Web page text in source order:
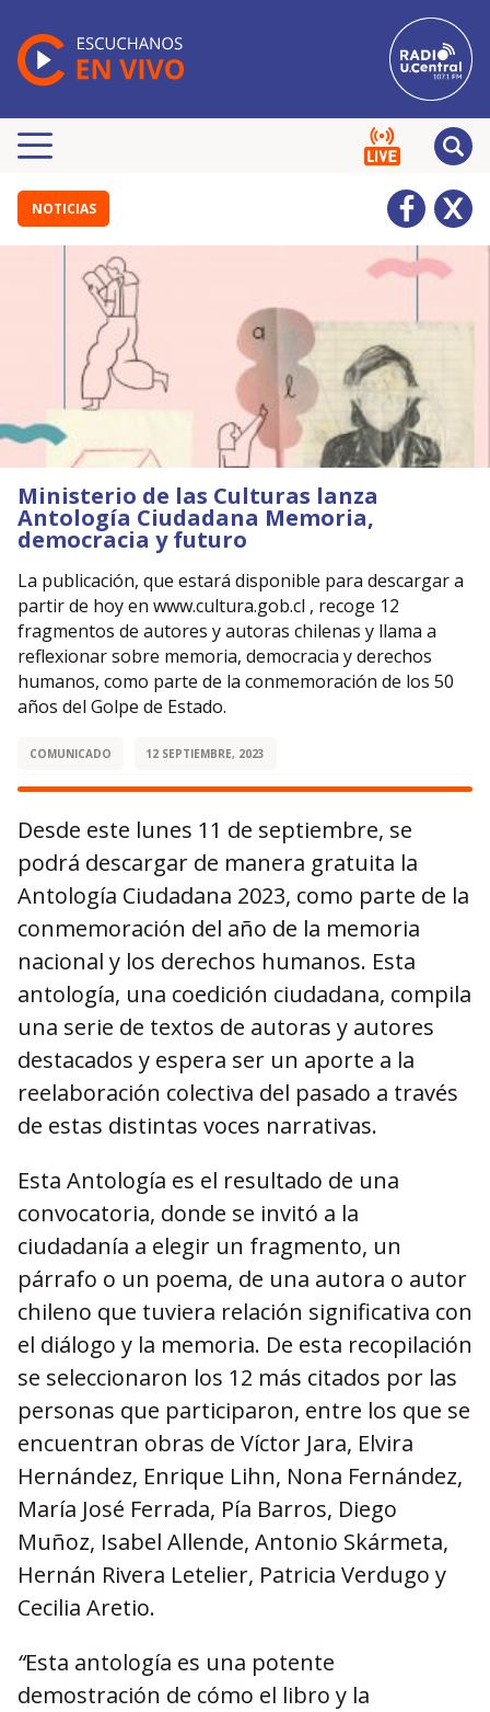
NOTICIAS
Ministerio de las Culturas lanza
Antología Ciudadana Memoria,
democracia y futuro
La publicación, que estará disponible para descargar a
partir de hoy en www.cultura.gob.cl , recoge 12
fragmentos de autores y autoras chilenas y llama a
reflexionar sobre memoria, democracia y derechos
humanos, como parte de la conmemoración de los 50
años del Golpe de Estado.
COMUNICADO 12 SEPTIEMBRE, 2023
Desde este lunes 11 de septiembre, se
podrá descargar de manera gratuita la
Antología Ciudadana 2023, como parte de la
conmemoración del año de la memoria
nacional y los derechos humanos. Esta
antología, una coedición ciudadana, compila
una serie de textos de autoras y autores
destacados y espera ser un aporte a la
reelaboración colectiva del pasado a través
de estas distintas voces narrativas.
Esta Antología es el resultado de una
convocatoria, donde se invitó a la
ciudadanía a elegir un fragmento, un
párrafo o un poema, de una autora o autor
chileno que tuviera relación significativa con
el diálogo y la memoria. De esta recopilación
se seleccionaron los 12 más citados por las
personas que participaron, entre los que se
encuentran obras de Víctor Jara, Elvira
Hernández, Enrique Lihn, Nona Fernández,
María José Ferrada, Pía Barros, Diego
Muñoz, Isabel Allende, Antonio Skármeta,
Hernán Rivera Letelier, Patricia Verdugo y
Cecilia Aretio.
“Esta antología es una potente
demostración de cómo el libro y la